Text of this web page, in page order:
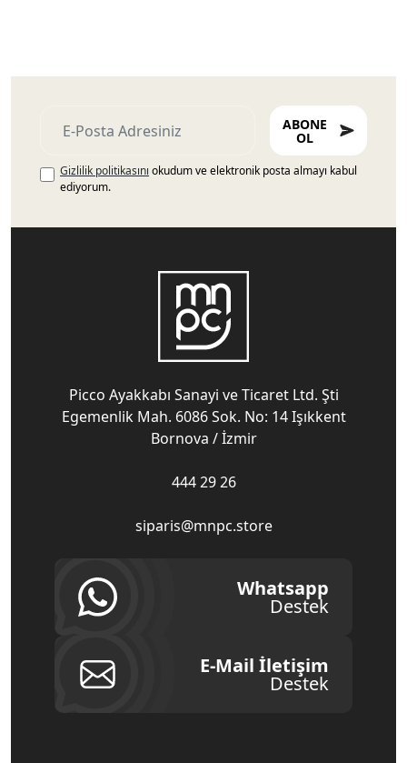
ABONE
OL
Gizlilik politikasını okudum ve elektronik posta almayı kabul
ediyorum.
Picco Ayakkabı Sanayi ve Ticaret Ltd. Şti
Egemenlik Mah. 6086 Sok. No: 14 Işıkkent
Bornova / İzmir
444 29 26
siparis@mnpc.store
Whatsapp
Destek
E-Mail İletişim
Destek